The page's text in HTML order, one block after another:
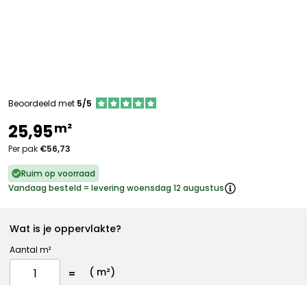
Beoordeeld met 5/5
25,95m²
Per pak €56,73
Ruim op voorraad
Vandaag besteld = levering woensdag 12 augustus
Wat is je oppervlakte?
Aantal m²
( m²)